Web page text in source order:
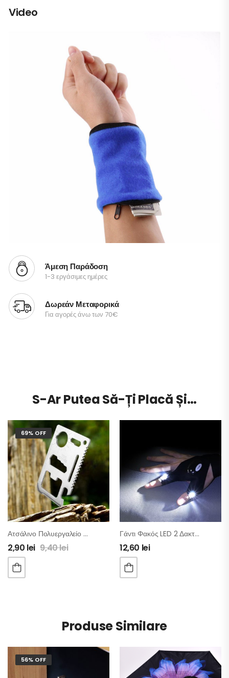
Video
Άμεση Παράδοση
1-3 εργάσιμες ημέρες
Δωρεάν Μεταφορικά
Για αγορές άνω των 70€
S-Ar Putea Să-Ți Placă Și…
69% OFF
Ατσάλινο Πολυεργαλείο Πορτοφολιού 11 Σε 1
2,90 lei 9,40lei
Γάντι Φακός LED 2 Δακτύλων – Σετ 2τμχ
12,60 lei
Produse Similare
56% OFF